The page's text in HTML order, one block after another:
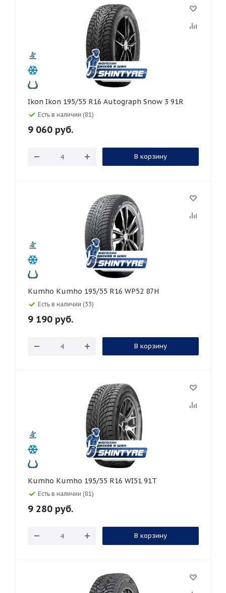
Ikon Ikon 195/55 R16 Autograph Snow 3 91R
Есть в наличии (81)
9 060 руб.
В корзину
Kumho Kumho 195/55 R16 WP52 87H
Есть в наличии (33)
9 190 руб.
В корзину
Kumho Kumho 195/55 R16 WI51 91T
Есть в наличии (81)
9 280 руб.
В корзину